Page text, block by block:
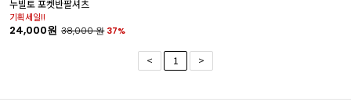
누빌토 포켓반팔셔츠
기획세일!!
24,000원 38,000원 37%
< 1 >